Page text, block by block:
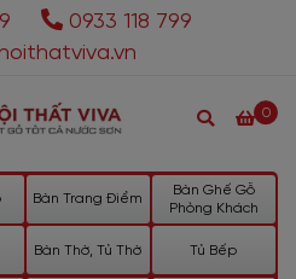
0933 118 799
0
Bàn Trang Điểm
Bàn Ghế Gỗ
Phòng Khách
Bàn Thờ, Tủ Thờ Tủ Bếp